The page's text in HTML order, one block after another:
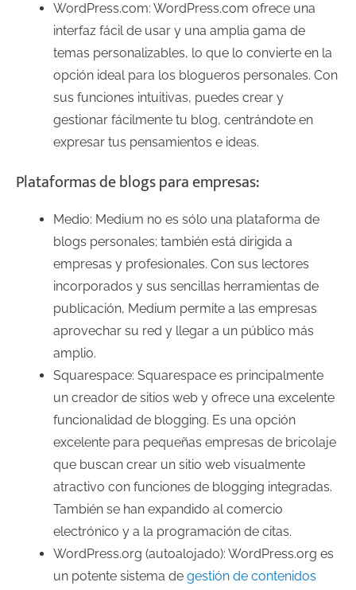
WordPress.com: WordPress.com ofrece una
interfaz fácil de usar y una amplia gama de
temas personalizables, lo que lo convierte en la
opción ideal para los blogueros personales. Con
sus funciones intuitivas, puedes crear y
gestionar fácilmente tu blog, centrándote en
expresar tus pensamientos e ideas.
Plataformas de blogs para empresas:
Medio: Medium no es sólo una plataforma de
blogs personales; también está dirigida a
empresas y profesionales. Con sus lectores
incorporados y sus sencillas herramientas de
publicación, Medium permite a las empresas
aprovechar su red y llegar a un público más
amplio.
Squarespace: Squarespace es principalmente
un creador de sitios web y ofrece una excelente
funcionalidad de blogging. Es una opción
excelente para pequeñas empresas de bricolaje
que buscan crear un sitio web visualmente
atractivo con funciones de blogging integradas.
También se han expandido al comercio
electrónico y a la programación de citas.
WordPress.org (autoalojado): WordPress.org es
un potente sistema de gestión de contenidos